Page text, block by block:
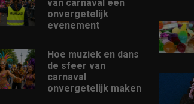
van carnaval een
onvergetelijk
evenement
Hoe muziek en dans
de sfeer van
carnaval
onvergetelijk maken